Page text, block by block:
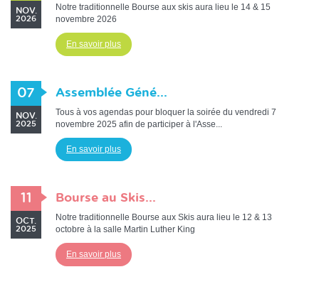
NOV.
2026
Notre traditionnelle Bourse aux skis aura lieu le 14 & 15
novembre 2026
En savoir plus
07
NOV.
2025
Assemblée Géné...
Tous à vos agendas pour bloquer la soirée du vendredi 7
novembre 2025 afin de participer à l'Asse...
En savoir plus
11
OCT.
2025
Bourse au Skis...
Notre traditionnelle Bourse aux Skis aura lieu le 12 & 13
octobre à la salle Martin Luther King
En savoir plus